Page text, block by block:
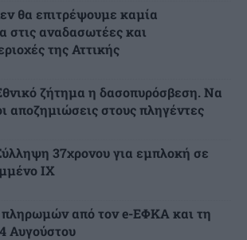
θα επιτρέψουμε καμία
στις αναδασωτέες και
της Αττικής
ζήτημα η δασοπυρόσβεση. Να
αποζημιώσεις στους πληγέντες
37χρονου για εμπλοκή σε
ΙΧ
πληρωμών από τον e-ΕΦΚΑ και τη
Αυγούστου